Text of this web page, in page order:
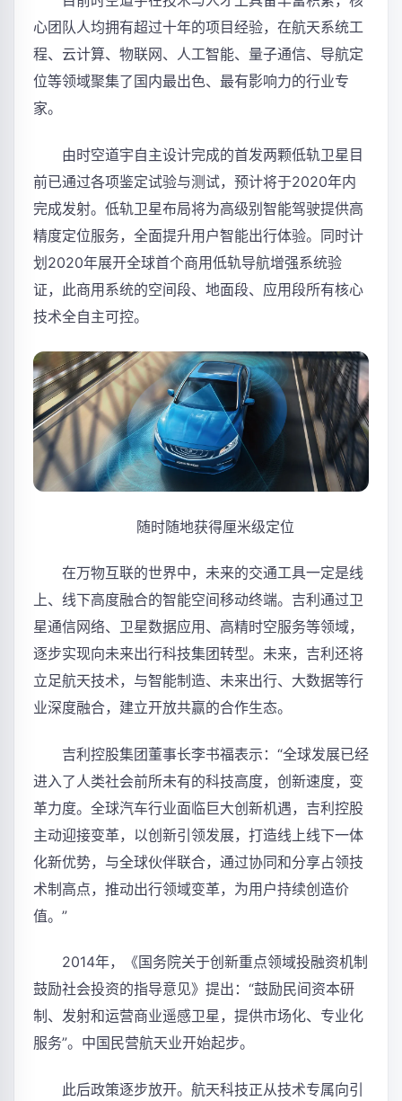
心团队人均拥有超过十年的项目经验，在航天系统工
程、云计算、物联网、人工智能、量子通信、导航定
位等领域聚集了国内最出色、最有影响力的行业专
家。
由时空道宇自主设计完成的首发两颗低轨卫星目
前已通过各项鉴定试验与测试，预计将于2020年内
完成发射。低轨卫星布局将为高级别智能驾驶提供高
精度定位服务，全面提升用户智能出行体验。同时计
划2020年展开全球首个商用低轨导航增强系统验
证，此商用系统的空间段、地面段、应用段所有核心
技术全自主可控。
随时随地获得厘米级定位
在万物互联的世界中，未来的交通工具一定是线
上、线下高度融合的智能空间移动终端。吉利通过卫
星通信网络、卫星数据应用、高精时空服务等领域，
逐步实现向未来出行科技集团转型。未来，吉利还将
立足航天技术，与智能制造、未来出行、大数据等行
业深度融合，建立开放共赢的合作生态。
吉利控股集团董事长李书福表示：“全球发展已经
进入了人类社会前所未有的科技高度，创新速度，变
革力度。全球汽车行业面临巨大创新机遇，吉利控股
主动迎接变革，以创新引领发展，打造线上线下一体
化新优势，与全球伙伴联合，通过协同和分享占领技
术制高点，推动出行领域变革，为用户持续创造价
值。”
2014年，《国务院关于创新重点领域投融资机制
鼓励社会投资的指导意见》提出：“鼓励民间资本研
制、发射和运营商业遥感卫星，提供市场化、专业化
服务”。中国民营航天业开始起步。
此后政策逐步放开。航天科技正从技术专属向引